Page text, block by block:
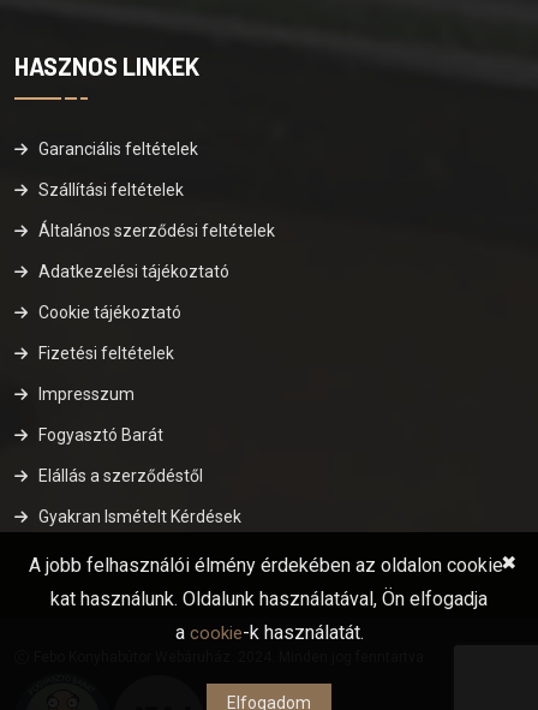
HASZNOS LINKEK
Garanciális feltételek
Szállítási feltételek
Általános szerződési feltételek
Adatkezelési tájékoztató
Cookie tájékoztató
Fizetési feltételek
Impresszum
Fogyasztó Barát
Elállás a szerződéstől
Gyakran Ismételt Kérdések
A jobb felhasználói élmény érdekében az oldalon cookie-
kat használunk. Oldalunk használatával, Ön elfogadja
a cookie-k használatát.
Elfogadom
✖